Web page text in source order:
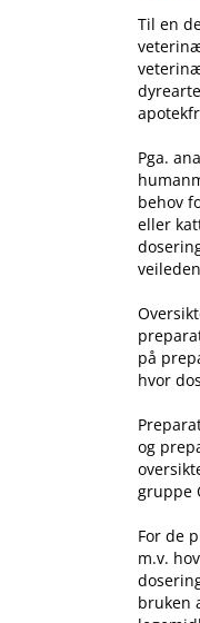
Til en
Pga.
behov
eller
på
hvor
og
gruppe
For de
m.v.
bruken